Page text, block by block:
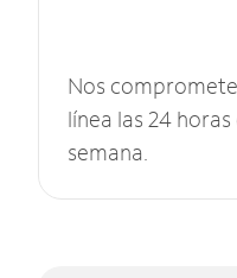
Nos
línea las 24
semana.